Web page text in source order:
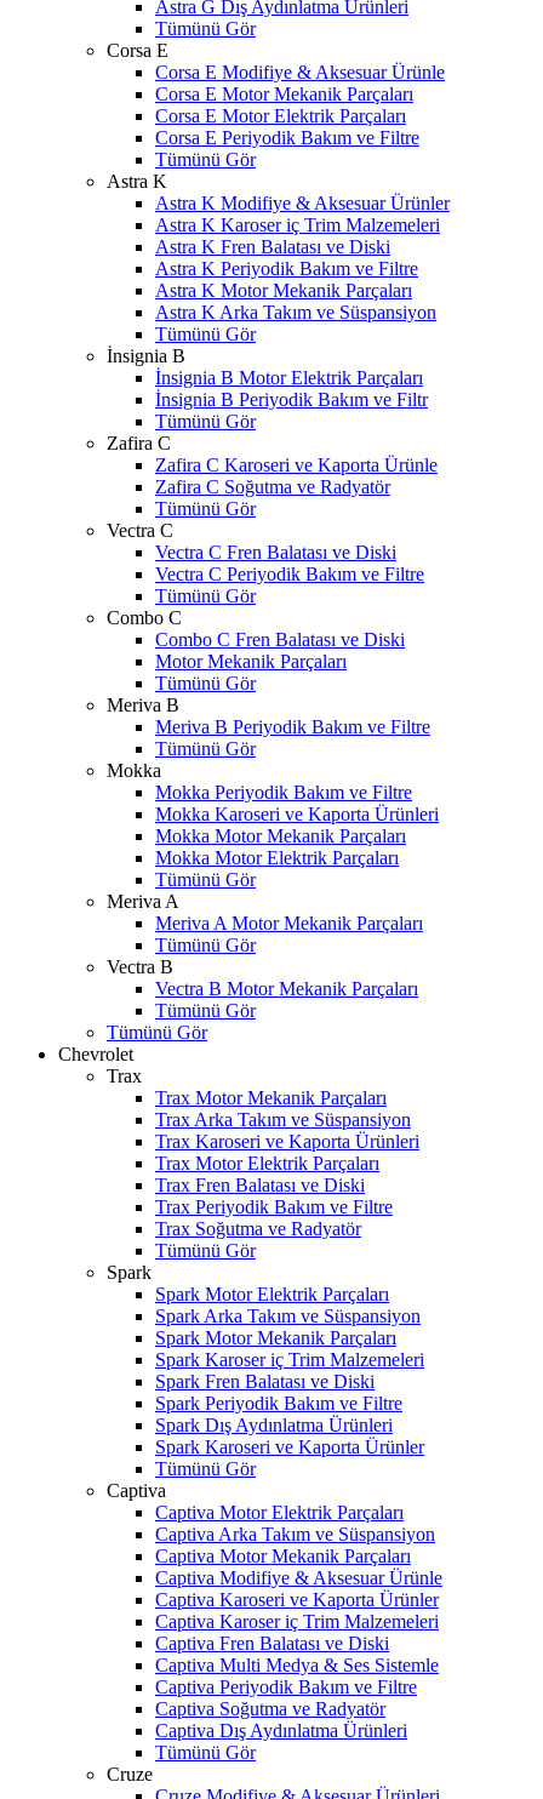
Astra G Dış Aydınlatma Ürünleri
Tümünü Gör
Corsa E
Corsa E Modifiye & Aksesuar Ürünle
Corsa E Motor Mekanik Parçaları
Corsa E Motor Elektrik Parçaları
Corsa E Periyodik Bakım ve Filtre
Tümünü Gör
Astra K
Astra K Modifiye & Aksesuar Ürünler
Astra K Karoser iç Trim Malzemeleri
Astra K Fren Balatası ve Diski
Astra K Periyodik Bakım ve Filtre
Astra K Motor Mekanik Parçaları
Astra K Arka Takım ve Süspansiyon
Tümünü Gör
İnsignia B
İnsignia B Motor Elektrik Parçaları
İnsignia B Periyodik Bakım ve Filtr
Tümünü Gör
Zafira C
Zafira C Karoseri ve Kaporta Ürünle
Zafira C Soğutma ve Radyatör
Tümünü Gör
Vectra C
Vectra C Fren Balatası ve Diski
Vectra C Periyodik Bakım ve Filtre
Tümünü Gör
Combo C
Combo C Fren Balatası ve Diski
Motor Mekanik Parçaları
Tümünü Gör
Meriva B
Meriva B Periyodik Bakım ve Filtre
Tümünü Gör
Mokka
Mokka Periyodik Bakım ve Filtre
Mokka Karoseri ve Kaporta Ürünleri
Mokka Motor Mekanik Parçaları
Mokka Motor Elektrik Parçaları
Tümünü Gör
Meriva A
Meriva A Motor Mekanik Parçaları
Tümünü Gör
Vectra B
Vectra B Motor Mekanik Parçaları
Tümünü Gör
Tümünü Gör
Chevrolet
Trax
Trax Motor Mekanik Parçaları
Trax Arka Takım ve Süspansiyon
Trax Karoseri ve Kaporta Ürünleri
Trax Motor Elektrik Parçaları
Trax Fren Balatası ve Diski
Trax Periyodik Bakım ve Filtre
Trax Soğutma ve Radyatör
Tümünü Gör
Spark
Spark Motor Elektrik Parçaları
Spark Arka Takım ve Süspansiyon
Spark Motor Mekanik Parçaları
Spark Karoser iç Trim Malzemeleri
Spark Fren Balatası ve Diski
Spark Periyodik Bakım ve Filtre
Spark Dış Aydınlatma Ürünleri
Spark Karoseri ve Kaporta Ürünler
Tümünü Gör
Captiva
Captiva Motor Elektrik Parçaları
Captiva Arka Takım ve Süspansiyon
Captiva Motor Mekanik Parçaları
Captiva Modifiye & Aksesuar Ürünle
Captiva Karoseri ve Kaporta Ürünler
Captiva Karoser iç Trim Malzemeleri
Captiva Fren Balatası ve Diski
Captiva Multi Medya & Ses Sistemle
Captiva Periyodik Bakım ve Filtre
Captiva Soğutma ve Radyatör
Captiva Dış Aydınlatma Ürünleri
Tümünü Gör
Cruze